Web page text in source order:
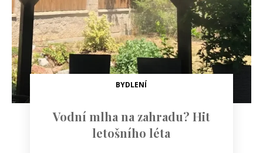
BYDLENÍ
Vodní mlha na zahradu? Hit
letošního léta